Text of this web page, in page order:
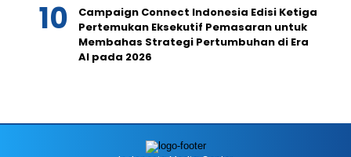
Campaign Connect Indonesia Edisi Ketiga
Pertemukan Eksekutif Pemasaran untuk
Membahas Strategi Pertumbuhan di Era
AI pada 2026